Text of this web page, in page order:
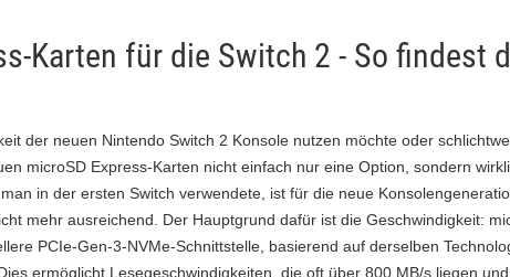
Karten für die Switch 2 - So findest
der neuen Nintendo Switch 2 Konsole nutzen möchte oder
microSD Express-Karten nicht einfach nur eine Option, sondern
in der ersten Switch verwendete, ist für die neue
mehr ausreichend. Der Hauptgrund dafür ist die Geschwindigkeit:
PCIe-Gen-3-NVMe-Schnittstelle, basierend auf derselben
ermöglicht Lesegeschwindigkeiten, die oft über 800 MB/s liegen